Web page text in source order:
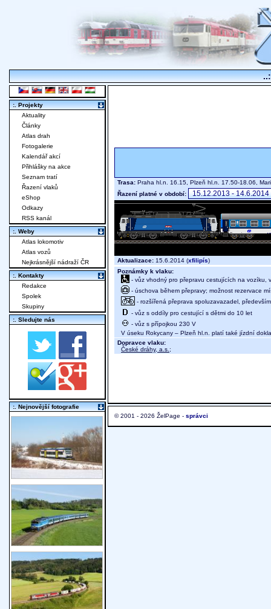
Trasa: Praha hl.n. 16.15, Plzeň hl.n. 17.50-18.06,
Řazení platné v období:
Aktualizace: 15.6.2014 (xfilipís)
Poznámky k vlaku:
- vůz vhodný pro přepravu cestujících na vozíku,
- úschova během přepravy; možnost rezervace
- rozšířená přeprava spoluzavazadel,
- vůz s oddíly pro cestující s dětmi do 10 let
- vůz s přípojkou 230 V
V úseku Rokycany – Plzeň hl.n. platí také jízdní
Dopravce vlaku:
České dráhy, a.s. ;
© 2001 - 2026 ŽelPage - správci
:. Projekty
Aktuality
Články
Atlas drah
Fotogalerie
Kalendář akcí
Přihlášky na akce
Seznam tratí
Řazení vlaků
eShop
Odkazy
RSS kanál
:. Weby
Atlas lokomotiv
Atlas vozů
Nejkrásnější nádraží ČR
:. Kontakty
Redakce
Spolek
Skupiny
:. Sledujte nás
:. Nejnovější fotografie